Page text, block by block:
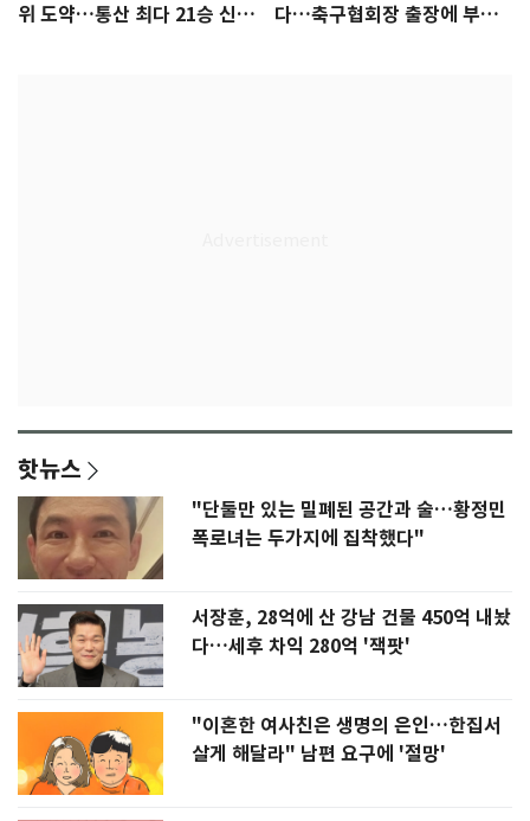
위 도약…통산 최다 21승 신기
다…축구협회장 출장에 부인
핫뉴스
"단둘만 있는 밀폐된 공간과 술…황정민
폭로녀는 두가지에 집착했다"
서장훈, 28억에 산 강남 건물 450억 내놨
다…세후 차익 280억 '잭팟'
"이혼한 여사친은 생명의 은인…한집서
살게 해달라" 남편 요구에 '절망'